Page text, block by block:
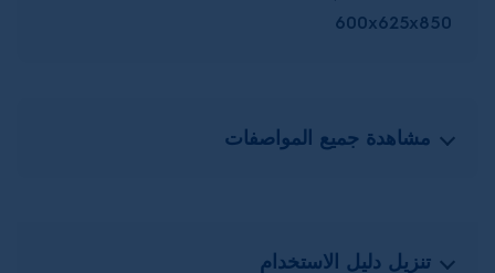
600x625x850
مشاهدة جميع المواصفات
تنزيل دليل الاستخدام